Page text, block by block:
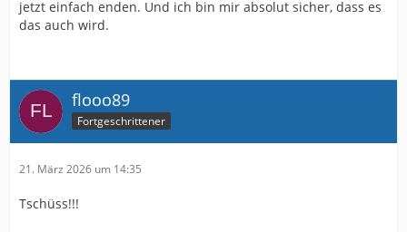
jetzt einfach enden. Und ich bin mir absolut sicher, dass es
das auch wird.
flooo89
Fortgeschrittener
21. März 2026 um 14:35
Tschüss!!!